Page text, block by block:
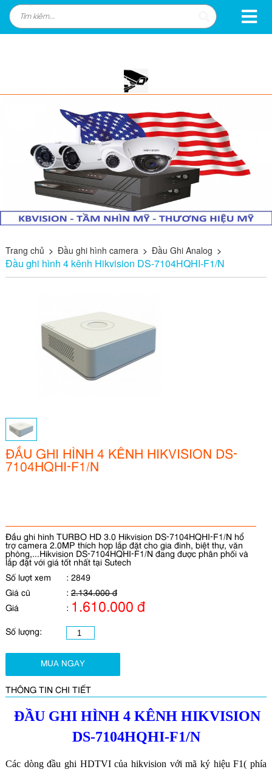
Trang chủ > Đầu ghi hình camera > Đầu Ghi Analog >
Đầu ghi hình 4 kênh Hikvision DS-7104HQHI-F1/N
ĐẦU GHI HÌNH 4 KÊNH HIKVISION DS-
7104HQHI-F1/N
Đầu ghi hình TURBO HD 3.0 Hikvision DS-7104HQHI-F1/N hổ
trợ camera 2.0MP thích hợp lắp đặt cho gia đình, biệt thự, văn
phòng,...Hikvision DS-7104HQHI-F1/N đang được phân phối và
lắp đặt với giá tốt nhất tại Sutech
Số lượt xem
: 2849
Giá cũ
: 2.134.000 đ
Giá
: 1.610.000 đ
Số lượng:
MUA NGAY
THÔNG TIN CHI TIẾT
ĐẦU GHI HÌNH 4 KÊNH HIKVISION
DS-7104HQHI-F1/N
Các dòng đầu ghi HDTVI của hikvision với mã ký hiệu F1( phía